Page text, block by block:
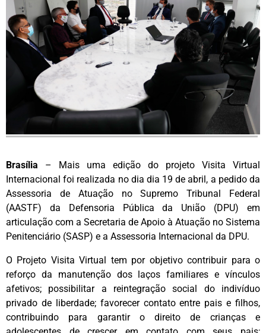
Brasília – Mais uma edição do projeto Visita Virtual
Internacional foi realizada no dia dia 19 de abril, a pedido da
Assessoria de Atuação no Supremo Tribunal Federal
(AASTF) da Defensoria Pública da União (DPU) em
articulação com a Secretaria de Apoio à Atuação no Sistema
Penitenciário (SASP) e a Assessoria Internacional da DPU.
O Projeto Visita Virtual tem por objetivo contribuir para o
reforço da manutenção dos laços familiares e vínculos
afetivos; possibilitar a reintegração social do indivíduo
privado de liberdade; favorecer contato entre pais e filhos,
contribuindo para garantir o direito de crianças e